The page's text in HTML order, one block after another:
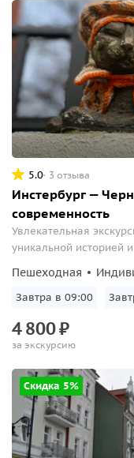
5.0 3 отзыва
Инстербург —
современность
Увлекательная
уникальной историей
Пешеходная
Завтра в 09:00
4800₽
за экскурсию
Скидка 5%